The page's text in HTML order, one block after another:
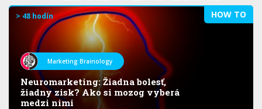
HOW TO
> 48 hodín
Marketing Brainology
Neuromarketing: Žiadna bolesť,
žiadny zisk? Ako si mozog vyberá
medzi nimi